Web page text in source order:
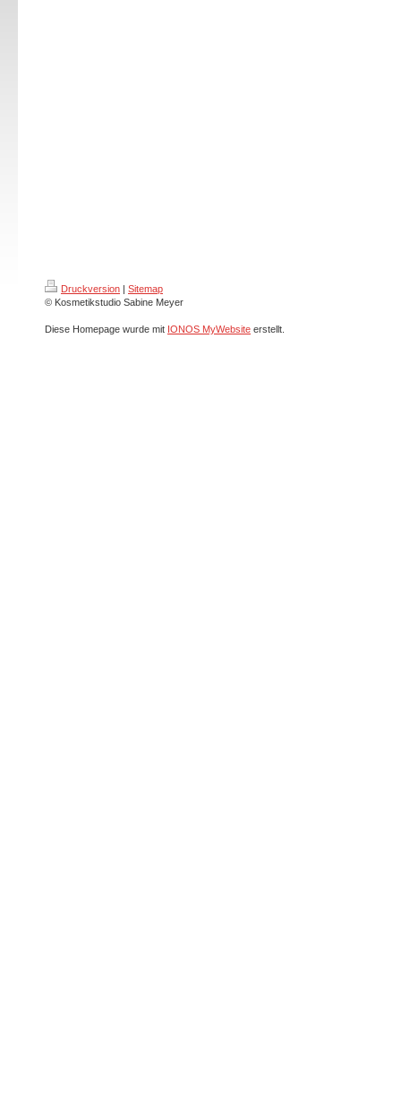
Druckversion | Sitemap
© Kosmetikstudio Sabine Meyer
Diese Homepage wurde mit IONOS MyWebsite erstellt.